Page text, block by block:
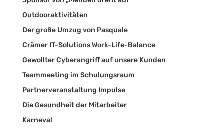
Outdooraktivitäten
Der große Umzug von Pasquale
Crämer IT-Solutions Work-Life-Balance
Gewollter Cyberangriff auf unsere Kunden
Teammeeting im Schulungsraum
Partnerveranstaltung Impulse
Die Gesundheit der Mitarbeiter
Karneval